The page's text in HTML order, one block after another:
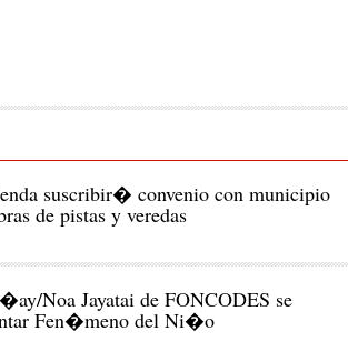
suscribir� convenio con municipio
de pistas y veredas
Noa Jayatai de FONCODES se
Fen�meno del Ni�o